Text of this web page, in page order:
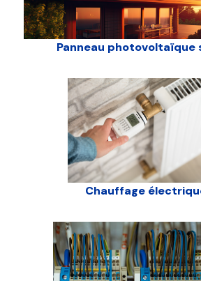
Panneau photovoltaïque
Chauffage